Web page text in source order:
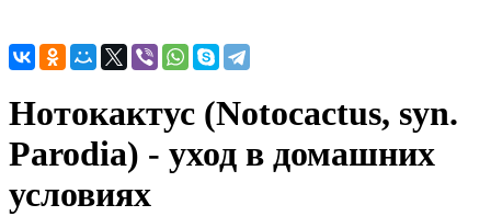
Нотокактус (Notocactus, syn.
Parodia) - уход в домашних
условиях